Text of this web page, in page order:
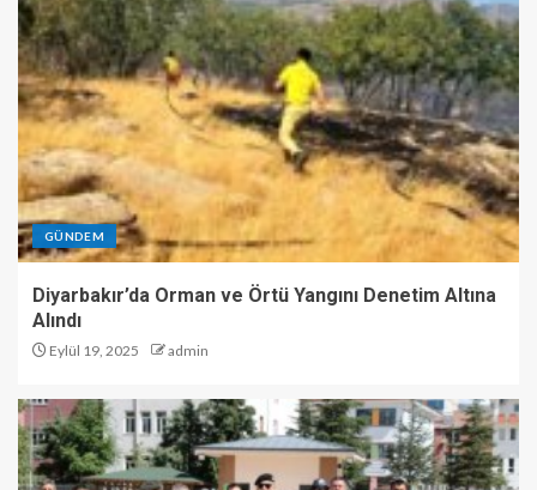
GÜNDEM
Diyarbakır’da Orman ve Örtü Yangını Denetim Altına
Alındı
Eylül 19, 2025 admin